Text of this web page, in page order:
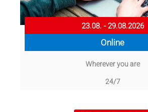
23.08. - 29.08.2026
Online
Wherever you are
24/7